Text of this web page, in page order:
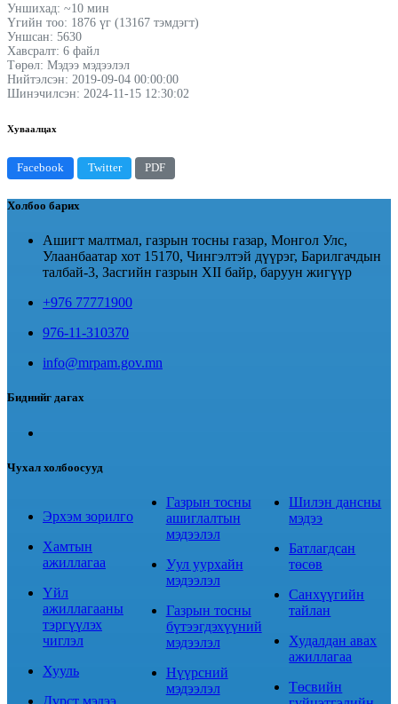
Уншихад: ~10 мин
Үгийн тоо: 1876 үг (13167 тэмдэгт)
Уншсан: 5630
Хавсралт: 6 файл
Төрөл: Мэдээ мэдээлэл
Нийтэлсэн: 2019-09-04 00:00:00
Шинэчилсэн: 2024-11-15 12:30:02
Хуваалцах
Facebook Twitter PDF
Холбоо барих
Ашигт малтмал, газрын тосны газар, Монгол Улс,
Улаанбаатар хот 15170, Чингэлтэй дүүрэг, Барилгачдын
талбай-3, Засгийн газрын XII байр, баруун жигүүр
+976 77771900
976-11-310370
info@mrpam.gov.mn
Биднийг дагах
Чухал холбоосууд
Эрхэм зорилго
Хамтын
ажиллагаа
Үйл
ажиллагааны
тэргүүлэх
чиглэл
Хууль
Дүрст мэдээ
Газрын тосны
ашиглалтын
мэдээлэл
Уул уурхайн
мэдээлэл
Газрын тосны
бүтээгдэхүүний
мэдээлэл
Нүүрсний
мэдээлэл
Шилэн дансны
мэдээ
Батлагдсан
төсөв
Санхүүгийн
тайлан
Худалдан авах
ажиллагаа
Төсвийн